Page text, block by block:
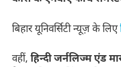
बिहार यूनिवर्सिटी न्यूज़ के लिए
वहीं, हिन्दी जर्नलिज्म एंड